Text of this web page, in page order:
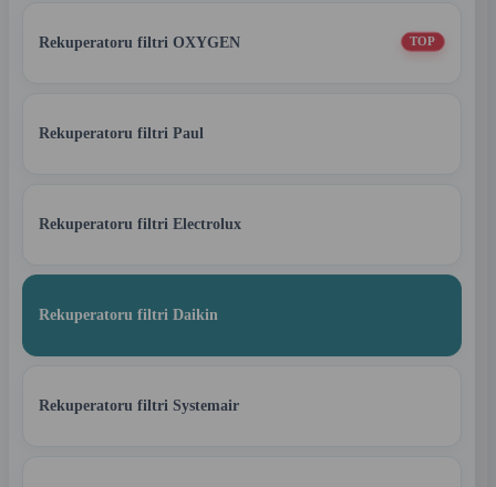
Rekuperatoru filtri OXYGEN TOP
Rekuperatoru filtri Paul
Rekuperatoru filtri Electrolux
Rekuperatoru filtri Daikin
Rekuperatoru filtri Systemair